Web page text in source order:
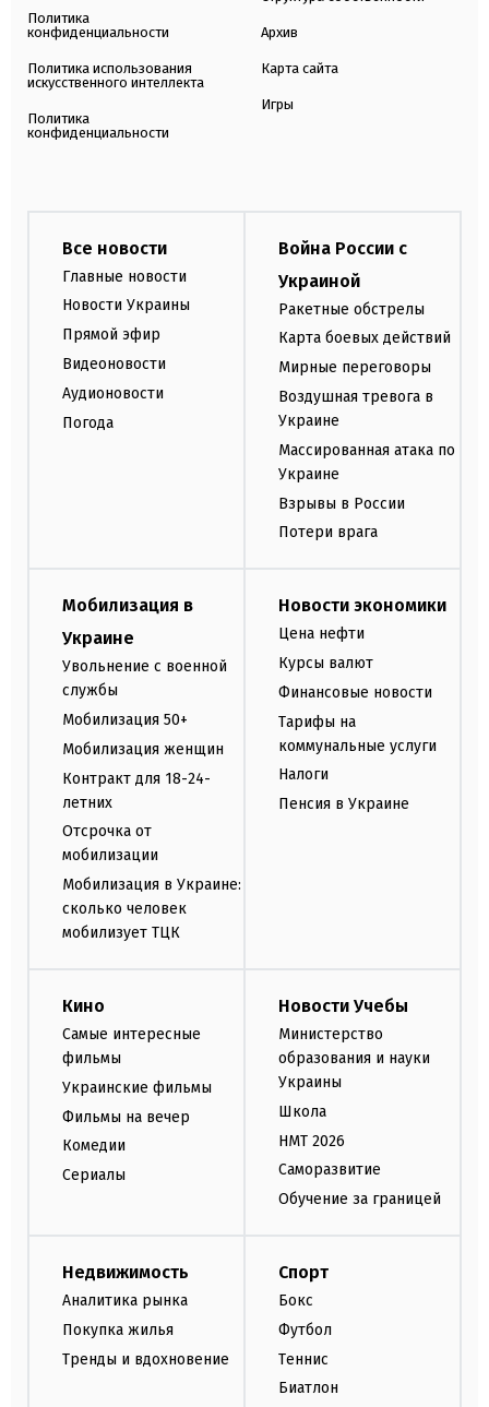
Политика
конфиденциальности
Политика использования
искусственного интеллекта
Политика
конфиденциальности
Архив
Карта сайта
Игры
Все новости
Главные новости
Новости Украины
Прямой эфир
Видеоновости
Аудионовости
Погода
Война России с
Украиной
Ракетные обстрелы
Карта боевых действий
Мирные переговоры
Воздушная тревога в
Украине
Массированная атака по
Украине
Взрывы в России
Потери врага
Мобилизация в
Украине
Увольнение с военной
службы
Мобилизация 50+
Мобилизация женщин
Контракт для 18-24-
летних
Отсрочка от
мобилизации
Мобилизация в Украине:
сколько человек
мобилизует ТЦК
Новости экономики
Цена нефти
Курсы валют
Финансовые новости
Тарифы на
коммунальные услуги
Налоги
Пенсия в Украине
Кино
Самые интересные
фильмы
Украинские фильмы
Фильмы на вечер
Комедии
Сериалы
Новости Учебы
Министерство
образования и науки
Украины
Школа
НМТ 2026
Саморазвитие
Обучение за границей
Недвижимость
Аналитика рынка
Покупка жилья
Тренды и вдохновение
Спорт
Бокс
Футбол
Теннис
Биатлон